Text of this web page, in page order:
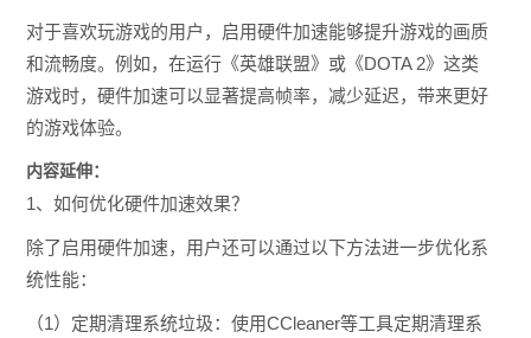
对于喜欢玩游戏的用户，启用硬件加速能够提升游戏的画质
和流畅度。例如，在运行《英雄联盟》或《DOTA 2》这类
游戏时，硬件加速可以显著提高帧率，减少延迟，带来更好
的游戏体验。
内容延伸：
1、如何优化硬件加速效果？
除了启用硬件加速，用户还可以通过以下方法进一步优化系
统性能：
（1）定期清理系统垃圾：使用CCleaner等工具定期清理系